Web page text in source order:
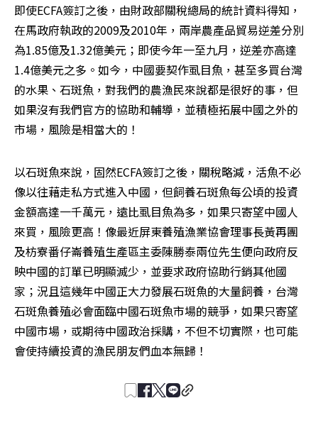
即使ECFA簽訂之後，由財政部關稅總局的統計資料得知，
在馬政府執政的2009及2010年，兩岸農產品貿易逆差分別
為1.85億及1.32億美元；即使今年一至九月，逆差亦高達
1.4億美元之多。如今，中國要契作虱目魚，甚至多買台灣
的水果、石斑魚，對我們的農漁民來說都是很好的事，但
如果沒有我們官方的協助和輔導，並積極拓展中國之外的
市場，風險是相當大的！
以石斑魚來說，固然ECFA簽訂之後，關稅略減，活魚不必
像以往藉走私方式進入中國，但飼養石斑魚每公頃的投資
金額高達一千萬元，遠比虱目魚為多，如果只寄望中國人
來買，風險更高！像最近屏東養殖漁業協會理事長黃再團
及枋寮番仔崙養殖生產區主委陳勝泰兩位先生便向政府反
映中國的訂單已明顯滅少，並要求政府協助行銷其他國
家；況且這幾年中國正大力發展石斑魚的大量飼養，台灣
石斑魚養殖必會面臨中國石斑魚市場的競爭，如果只寄望
中國市場，或期待中國政治採購，不但不切實際，也可能
會使持續投資的漁民朋友們血本無歸！